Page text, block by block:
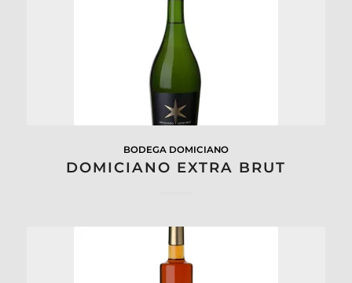
BODEGA DOMICIANO
DOMICIANO EXTRA BRUT